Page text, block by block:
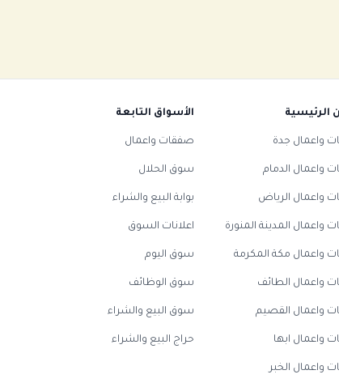
الرئيسية
واعمال جدة
واعمال الدمام
واعمال الرياض
واعمال المدينة المنورة
واعمال مكة المكرمة
واعمال الطائف
واعمال القصيم
واعمال ابها
واعمال الخبر
الأسواق التابعة
صفقات واعمال
سوق الحلال
بوابة البيع والشراء
اعلانات السوق
سوق اليوم
سوق الوظائف
سوق البيع والشراء
حراج البيع والشراء